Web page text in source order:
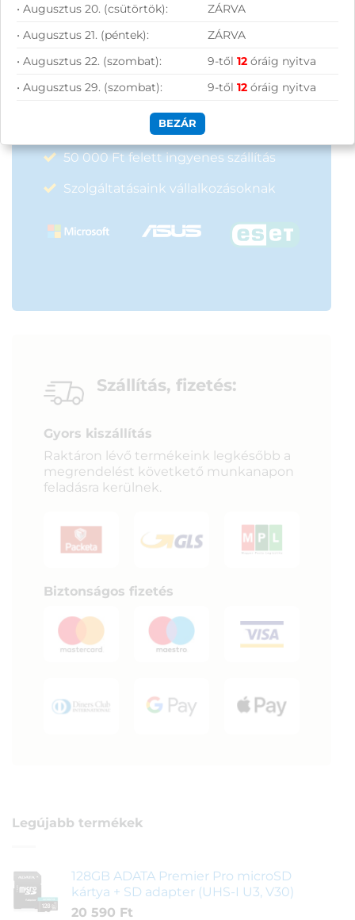
Vásárolj nálunk!
Nagy raktárkészlet
Garanciavállalás
Hűségprogram
50 000 Ft felett ingyenes szállítás
Szolgáltatásaink vállalkozásoknak
Szállítás, fizetés:
Gyors kiszállítás
Raktáron lévő termékeink legkésőbb a
megrendelést követkető munkanapon
feladásra kerülnek.
Biztonságos fizetés
Legújabb termékek
128GB ADATA Premier Pro microSD
kártya + SD adapter (UHS-I U3, V30)
20 590 Ft
• Augusztus 20. (csütörtök):
ZÁRVA
• Augusztus 21. (péntek):
ZÁRVA
• Augusztus 22. (szombat):
9-től12 óráig nyitva
• Augusztus 29. (szombat):
9-től12 óráig nyitva
BEZÁR